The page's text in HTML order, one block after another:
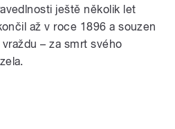
ještě několik let
až v roce 1896 a souzen
– za smrt svého